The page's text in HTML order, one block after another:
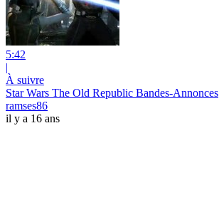
5:42
|
À suivre
Star Wars The Old Republic Bandes-Annonces
ramses86
il y a 16 ans